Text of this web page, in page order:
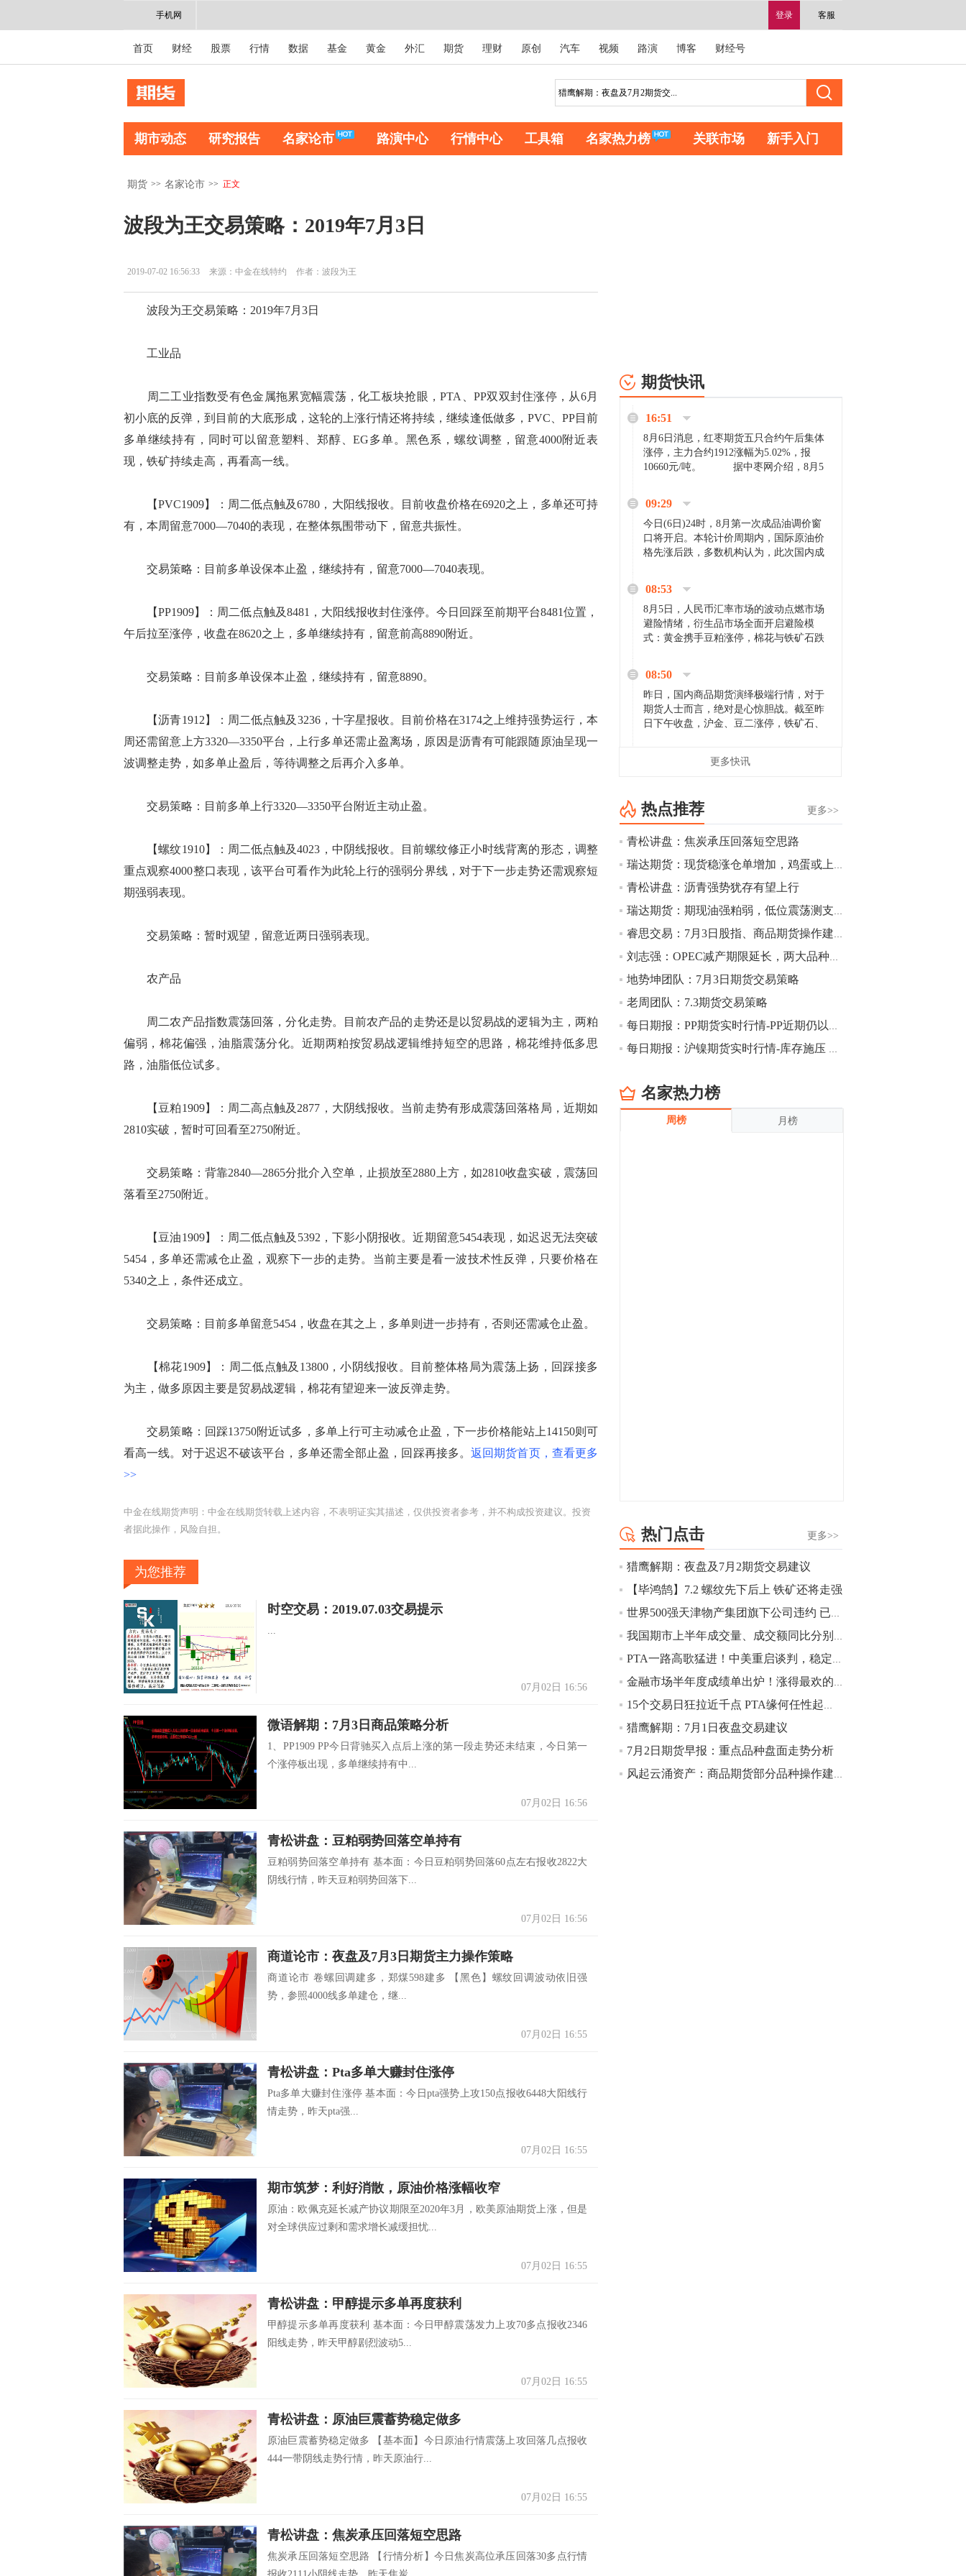
登录 客服
手机网
首页 财经 股票 行情 数据 基金 黄金 外汇 期货 理财 原创 汽车 视频 路演 博客 财经号
期市动态 研究报告 名家论市 路演中心 行情中心 工具箱 名家热力榜 关联市场 新手入门
期货 >> 名家论市 >> 正文
波段为王交易策略：2019年7月3日
2019-07-02 16:56:33 来源：中金在线特约 作者：波段为王
波段为王交易策略：2019年7月3日
工业品
周二工业指数受有色金属拖累宽幅震荡，化工板块抢眼，PTA、PP双双封住涨停，从6月
初小底的反弹，到目前的大底形成，这轮的上涨行情还将持续，继续逢低做多，PVC、PP目前
多单继续持有，同时可以留意塑料、郑醇、EG多单。黑色系，螺纹调整，留意4000附近表
现，铁矿持续走高，再看高一线。
【PVC1909】：周二低点触及6780，大阳线报收。目前收盘价格在6920之上，多单还可持
有，本周留意7000—7040的表现，在整体氛围带动下，留意共振性。
交易策略：目前多单设保本止盈，继续持有，留意7000—7040表现。
【PP1909】：周二低点触及8481，大阳线报收封住涨停。今日回踩至前期平台8481位置，
午后拉至涨停，收盘在8620之上，多单继续持有，留意前高8890附近。
交易策略：目前多单设保本止盈，继续持有，留意8890。
【沥青1912】：周二低点触及3236，十字星报收。目前价格在3174之上维持强势运行，本
周还需留意上方3320—3350平台，上行多单还需止盈离场，原因是沥青有可能跟随原油呈现一
波调整走势，如多单止盈后，等待调整之后再介入多单。
交易策略：目前多单上行3320—3350平台附近主动止盈。
【螺纹1910】：周二低点触及4023，中阴线报收。目前螺纹修正小时线背离的形态，调整
重点观察4000整口表现，该平台可看作为此轮上行的强弱分界线，对于下一步走势还需观察短
期强弱表现。
交易策略：暂时观望，留意近两日强弱表现。
农产品
周二农产品指数震荡回落，分化走势。目前农产品的走势还是以贸易战的逻辑为主，两粕
偏弱，棉花偏强，油脂震荡分化。近期两粕按贸易战逻辑维持短空的思路，棉花维持低多思
路，油脂低位试多。
【豆粕1909】：周二高点触及2877，大阴线报收。当前走势有形成震荡回落格局，近期如
2810实破，暂时可回看至2750附近。
交易策略：背靠2840—2865分批介入空单，止损放至2880上方，如2810收盘实破，震荡回
落看至2750附近。
【豆油1909】：周二低点触及5392，下影小阴报收。近期留意5454表现，如迟迟无法突破
5454，多单还需减仓止盈，观察下一步的走势。当前主要是看一波技术性反弹，只要价格在
5340之上，条件还成立。
交易策略：目前多单留意5454，收盘在其之上，多单则进一步持有，否则还需减仓止盈。
【棉花1909】：周二低点触及13800，小阴线报收。目前整体格局为震荡上扬，回踩接多
为主，做多原因主要是贸易战逻辑，棉花有望迎来一波反弹走势。
交易策略：回踩13750附近试多，多单上行可主动减仓止盈，下一步价格能站上14150则可
看高一线。对于迟迟不破该平台，多单还需全部止盈，回踩再接多。 返回期货首页，查看更多
>>
中金在线期货声明：中金在线期货转载上述内容，不表明证实其描述，仅供投资者参考，并不构成投资建议。投资
者据此操作，风险自担。
为您推荐
时空交易：2019.07.03交易提示
...
07月02日 16:56
微语解期：7月3日商品策略分析
1、PP1909 PP今日背驰买入点后上涨的第一段走势还未结束，今日第一
个涨停板出现，多单继续持有中...
07月02日 16:56
青松讲盘：豆粕弱势回落空单持有
豆粕弱势回落空单持有 基本面：今日豆粕弱势回落60点左右报收2822大
阴线行情，昨天豆粕弱势回落下...
07月02日 16:56
商道论市：夜盘及7月3日期货主力操作策略
商道论市 卷螺回调建多，郑煤598建多 【黑色】螺纹回调波动依旧强
势，参照4000线多单建仓，继...
07月02日 16:55
青松讲盘：Pta多单大赚封住涨停
Pta多单大赚封住涨停 基本面：今日pta强势上攻150点报收6448大阳线行
情走势，昨天pta强...
07月02日 16:55
期市筑梦：利好消散，原油价格涨幅收窄
原油：欧佩克延长减产协议期限至2020年3月，欧美原油期货上涨，但是
对全球供应过剩和需求增长减缓担忧...
07月02日 16:55
青松讲盘：甲醇提示多单再度获利
甲醇提示多单再度获利 基本面：今日甲醇震荡发力上攻70多点报收2346
阳线走势，昨天甲醇剧烈波动5...
07月02日 16:55
青松讲盘：原油巨震蓄势稳定做多
原油巨震蓄势稳定做多 【基本面】今日原油行情震荡上攻回落几点报收
444一带阴线走势行情，昨天原油行...
07月02日 16:55
青松讲盘：焦炭承压回落短空思路
焦炭承压回落短空思路 【行情分析】今日焦炭高位承压回落30多点行情
期货快讯
16:51
8月6日消息，红枣期货五只合约午后集体
涨停，主力合约1912涨幅为5.02%，报
10660元/吨。 据中枣网介绍，8月5
家好货依旧惜售挺...
09:29
今日(6日)24时，8月第一次成品油调价窗
口将开启。本轮计价周期内，国际原油价
格先涨后跌，多数机构认为，此次国内成
08:53
8月5日，人民币汇率市场的波动点燃市场
避险情绪，衍生品市场全面开启避险模
式：黄金携手豆粕涨停，棉花与铁矿石跌
场来看，汇率波动...
08:50
昨日，国内商品期货演绎极端行情，对于
期货人士而言，绝对是心惊胆战。截至昨
日下午收盘，沪金、豆二涨停，铁矿石、
[imgnobrwh] src=...
14:23
跌幅达6%，报689.5元/吨，刷新近两个月
低位。
14:20
方正有色研究团队：高度重视贵金属的阶
段性机会。自年初以来沪金上涨16.93%，
立涨势，白银将开启补涨，且涨幅超过黄
金，金银比有望高位回归。
13:55
豆二期货主力合约涨停，涨幅达3.98%，报
CBOT大豆期货市场上涨，11月期约收高
影响，夜盘连粕高位窄幅震荡，建议短线
操作为主。 ...
13:54
8月5日消息，内外盘贵金属强劲走升，沪
金主力合约涨停，涨幅3.99%，报334.00
幅扩大至4.4%。
10:43
【行情】芝加哥11月大豆期货跌0.4%，12
月玉米期货跌1%。
10:43
【行情】油脂油料期货表现抢眼，豆二期
2.5%，棕榈油涨近2%，菜粕涨1.54%。
10:17
【研报精选】国内期货机构对8月5日的原
油期货走势预测
更多快讯
更多>>
热点推荐
青松讲盘：焦炭承压回落短空思路
瑞达期货：现货稳涨仓单增加，鸡蛋或上测压力
青松讲盘：沥青强势犹存有望上行
瑞达期货：期现油强粕弱，低位震荡测支撑
睿思交易：7月3日股指、商品期货操作建议
刘志强：OPEC减产期限延长，两大品种强势涨停
地势坤团队：7月3日期货交易策略
老周团队：7.3期货交易策略
每日期报：PP期货实时行情-PP近期仍以震荡偏强为主
每日期报：沪镍期货实时行情-库存施压 沪镍大幅回落
名家热力榜
周榜 月榜
更多>>
热门点击
猎鹰解期：夜盘及7月2期货交易建议
【毕鸿鹄】7.2 螺纹先下后上 铁矿还将走强
世界500强天津物产集团旗下公司违约 已成立债委会
我国期市上半年成交量、成交额同比分别增长23.47%、33.79%
PTA一路高歌猛进！中美重启谈判，稳定市场预期
金融市场半年度成绩单出炉！涨得最欢的竟然不是黄金
15个交易日狂拉近千点 PTA缘何任性起飞！涨势能维持多久？
猎鹰解期：7月1日夜盘交易建议
7月2日期货早报：重点品种盘面走势分析
风起云涌资产：商品期货部分品种操作建议（焦炭，乙二醇，棕榈油，豆粕）